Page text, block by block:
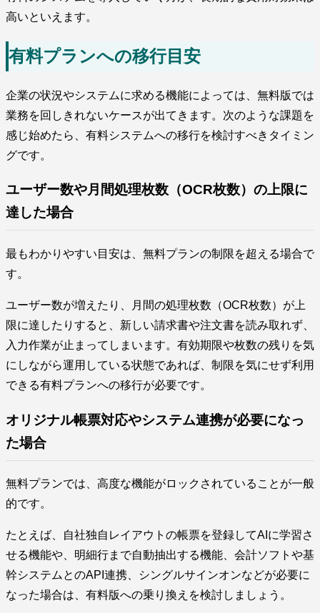
高いといえます。
有料プランへの移行目安
企業の状況やシステムに求める機能によっては、無料版では
業務を回しきれないケースが出てきます。次のような課題を
感じ始めたら、有料システムへの移行を検討すべきタイミン
グです。
ユーザー数や月間処理枚数（OCR枚数）の上限に
達した場合
最もわかりやすい目安は、無料プランの制限を超える場合で
す。
ユーザー数が増えたり、月間の処理枚数（OCR枚数）が上
限に達したりすると、新しい請求書や注文書を読み取れず、
入力作業が止まってしまいます。有効期限や枚数の残りを気
にしながら運用している状態であれば、制限を気にせず利用
できる有料プランへの移行が必要です。
オリジナル帳票対応やシステム連携が必要になっ
た場合
無料プランでは、高度な機能がロックされていることが一般
的です。
たとえば、自社独自レイアウトの帳票を登録してAIに学習さ
せる機能や、明細行まで自動抽出する機能、会計ソフトや基
幹システムとのAPI連携、シングルサインオンなどが必要に
なった場合は、有料版への乗り換えを検討しましょう。